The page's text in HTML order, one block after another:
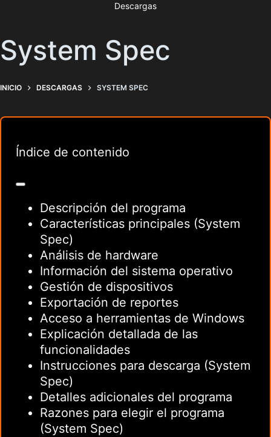
Descargas
System Spec
INICIO DESCARGAS SYSTEM SPEC
Índice de contenido
Descripción del programa
Características principales (System
Spec)
Análisis de hardware
Información del sistema operativo
Gestión de dispositivos
Exportación de reportes
Acceso a herramientas de Windows
Explicación detallada de las
funcionalidades
Instrucciones para descarga (System
Spec)
Detalles adicionales del programa
Razones para elegir el programa
(System Spec)